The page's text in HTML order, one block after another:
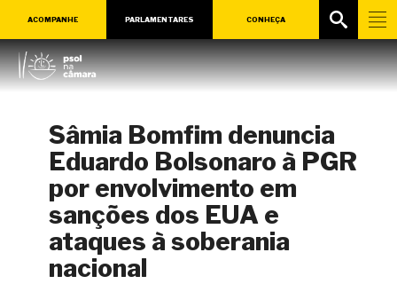
ACOMPANHE PARLAMENTARES CONHEÇA
Sâmia Bomfim denuncia
Eduardo Bolsonaro à PGR
por envolvimento em
sanções dos EUA e
ataques à soberania
nacional